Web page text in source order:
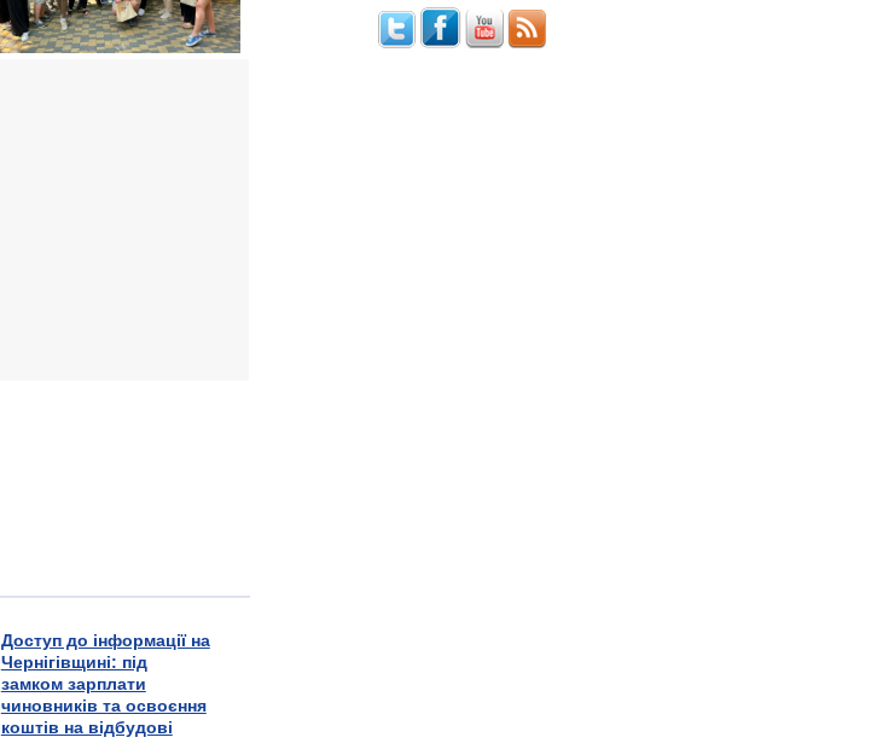
Доступ до інформації на
Чернігівщині: під
замком зарплати
чиновників та освоєння
коштів на відбудові